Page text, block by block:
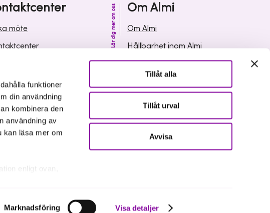
funktioner
din användning
kombinera den
användning av
kan läsa mer om
enligt ovan,
Marknadsföring Visa detaljer
Tillåt alla
Tillåt urval
Avvisa
möte
Om Almi
Lär dig mer om oss
Om Almi
Hållbarhet inom Almi
Organisation